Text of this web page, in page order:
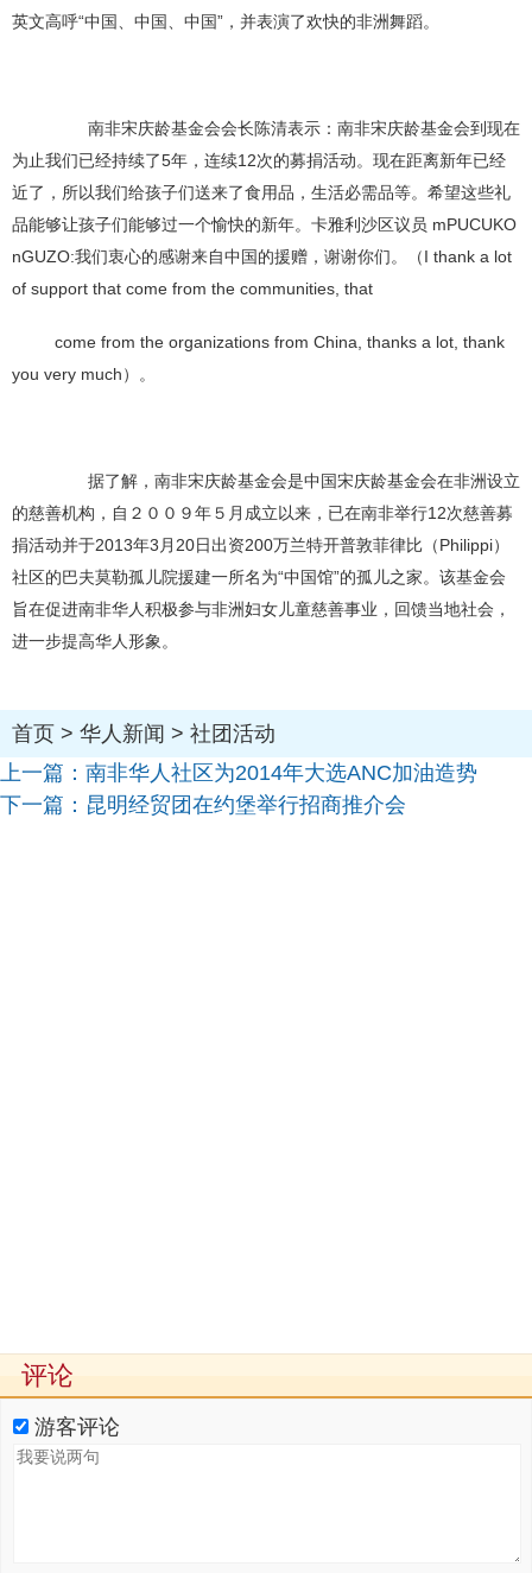
英文高呼“中国、中国、中国”，并表演了欢快的非洲舞蹈。
南非宋庆龄基金会会长陈清表示：南非宋庆龄基金会到现在
为止我们已经持续了5年，连续12次的募捐活动。现在距离新年已经
近了，所以我们给孩子们送来了食用品，生活必需品等。希望这些礼
品能够让孩子们能够过一个愉快的新年。卡雅利沙区议员 mPUCUKO
nGUZO:我们衷心的感谢来自中国的援赠，谢谢你们。（I thank a lot
of support that come from the communities, that
come from the organizations from China, thanks a lot, thank
you very much）。
据了解，南非宋庆龄基金会是中国宋庆龄基金会在非洲设立
的慈善机构，自２００９年５月成立以来，已在南非举行12次慈善募
捐活动并于2013年3月20日出资200万兰特开普敦菲律比（Philippi）
社区的巴夫莫勒孤儿院援建一所名为“中国馆”的孤儿之家。该基金会
旨在促进南非华人积极参与非洲妇女儿童慈善事业，回馈当地社会，
进一步提高华人形象。
首页 > 华人新闻 > 社团活动
上一篇： 南非华人社区为2014年大选ANC加油造势
下一篇： 昆明经贸团在约堡举行招商推介会
评论
游客评论